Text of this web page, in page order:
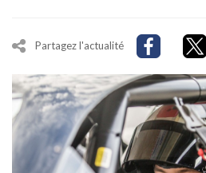
Partagez l'actualité